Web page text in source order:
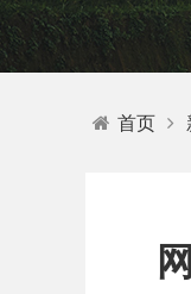
首页